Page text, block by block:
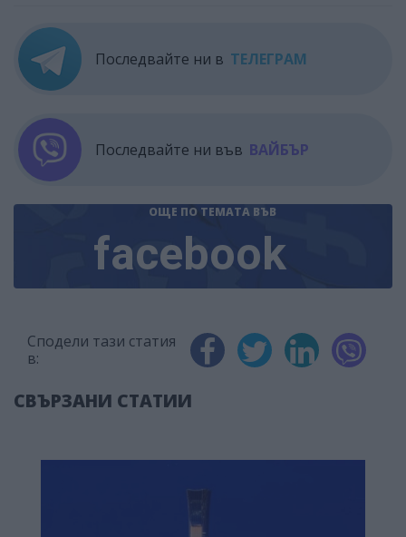
Последвайте ни в ТЕЛЕГРАМ
Последвайте ни във ВАЙБЪР
ОЩЕ ПО ТЕМАТА ВЪВ
facebook
Сподели тази статия
в:
СВЪРЗАНИ СТАТИИ